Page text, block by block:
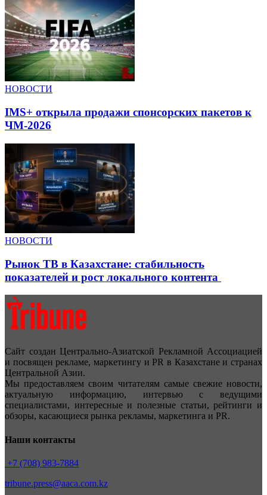
НОВОСТИ
IMS+ открыла продажи спонсорских пакетов к
ЧМ-2026
НОВОСТИ
Рынок ТВ в Казахстане: стабильность
показателей и рост локального контента
Сайт создан Центрально-Азиатской Рекламной Ассоциацией
и посвящен рекламе, маркетингу и PR в Казахстане и странах
Центральной Азии.
Мы предоставляем своим читателям самые свежие новости,
актуальную информацию, интервью с ведущими
специалистами, интересные и полезные статьи, рейтинги и
обзоры, касающиеся рынка рекламы, маркетинга и PR.
Наши контакты
+7 (708) 983-7884
tribune.press@aaca.com.kz